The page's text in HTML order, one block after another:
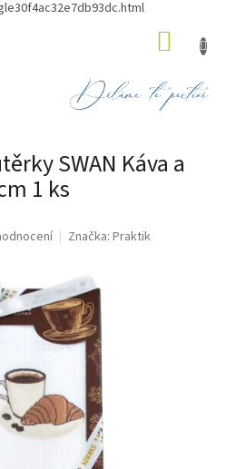
SWAN Káva a
1 ks
Značka: Praktik